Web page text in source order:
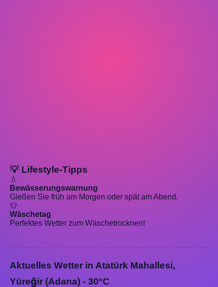
💡 Lifestyle-Tipps
💧
Bewässerungswarnung
Gießen Sie früh am Morgen oder spät am Abend.
👕
Wäschetag
Perfektes Wetter zum Wäschetrocknen!
Aktuelles Wetter in Atatürk Mahallesi,
Yüreğir (Adana) - 30°C